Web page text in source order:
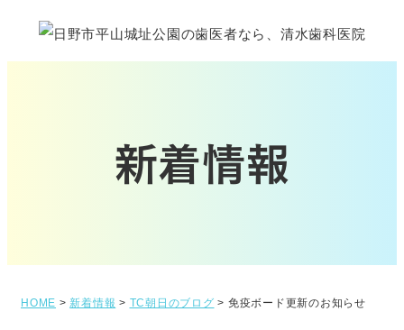
新着情報
HOME > 新着情報 > TC朝日のブログ > 免疫ボード更新のお知らせ